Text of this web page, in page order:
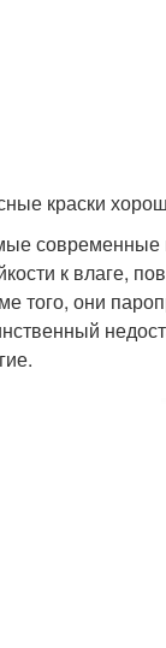
краски
современные
к влаге,
того, они